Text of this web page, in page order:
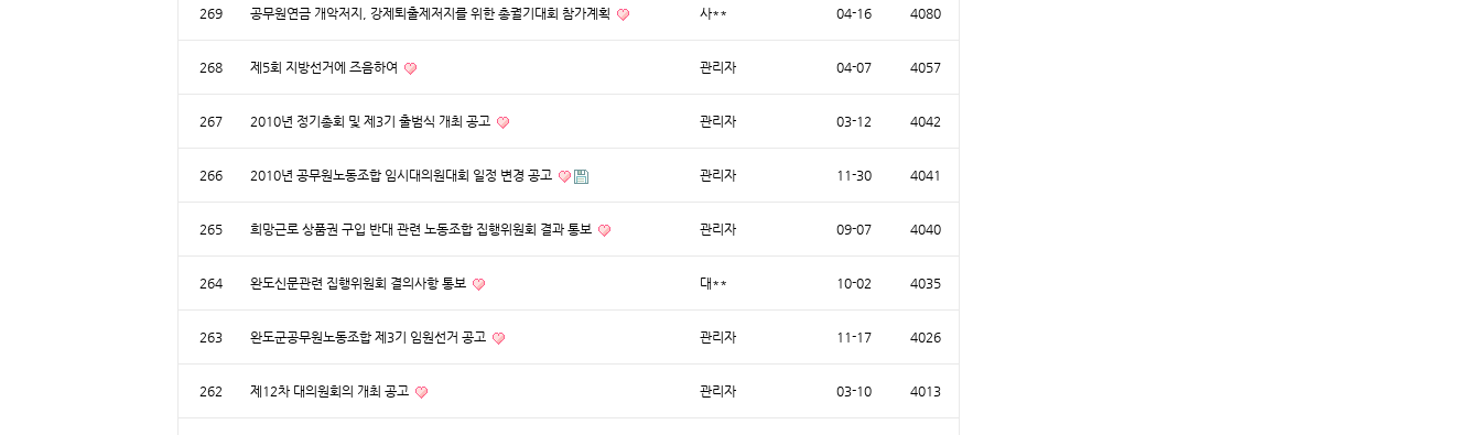
269 공무원연금 개악저지, 강제퇴출제저지를 위한 총궐기대회 참가계획 사** 04-16 4080
268 제5회 지방선거에 즈음하여 관리자 04-07 4057
267 2010년 정기총회 및 제3기 출범식 개최 공고 관리자 03-12 4042
266 2010년 공무원노동조합 임시대의원대회 일정 변경 공고 관리자 11-30 4041
265 희망근로 상품권 구입 반대 관련 노동조합 집행위원회 결과 통보 관리자 09-07 4040
264 완도신문관련 집행위원회 결의사항 통보 대** 10-02 4035
263 완도군공무원노동조합 제3기 임원선거 공고 관리자 11-17 4026
262 제12차 대의원회의 개최 공고 관리자 03-10 4013